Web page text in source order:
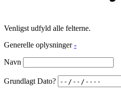
Venligst udfyld alle felterne.
Generelle oplysninger -
Navn
Grundlagt Dato?